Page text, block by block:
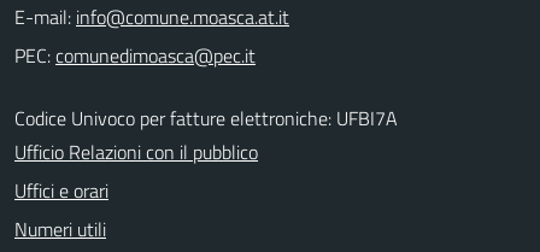
E-mail:
PEC:
Codice Univoco per fatture elettroniche: UFBI7A
Ufficio Relazioni con il pubblico
Uffici e orari
Numeri utili